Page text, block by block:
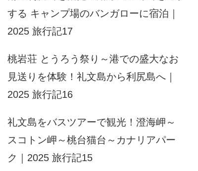
する キャンプ場のバンガローに宿泊｜
2025 旅行記17
桃岩荘 とうろう祭り～港での盛大なお
見送りを体験！礼文島から利尻島へ｜
2025 旅行記16
礼文島をバスツアーで観光！澄海岬～
スコトン岬～桃台猫台～カナリアパー
ク｜2025 旅行記15